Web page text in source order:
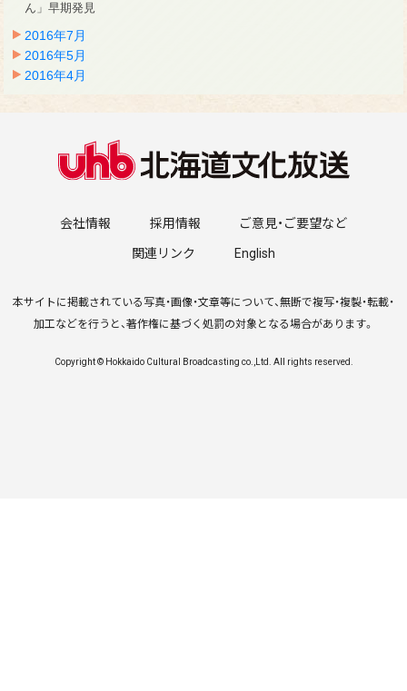
ん」早期発見
2016年7月
2016年5月
2016年4月
会社情報 採用情報 ご意見・ご要望など
関連リンク English
本サイトに掲載されている写真・画像・文章等について、無断で複写・複製・転載・
加工などを行うと、著作権に基づく処罰の対象となる場合があります。
Copyright © Hokkaido Cultural Broadcasting co.,Ltd. All rights reserved.